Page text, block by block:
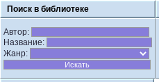
Поиск в библиотеке
Автор:
Название:
Жанр: